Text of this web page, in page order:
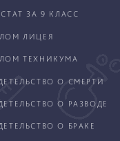
ЗА 9 КЛАСС
ЛИЦЕЯ
ТЕХНИКУМА
О СМЕРТИ
О РАЗВОДЕ
О БРАКЕ